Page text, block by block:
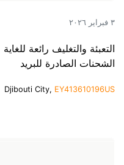
٣ فبراير ٢٠٢٦
التعبئة والتغليف رائعة
الشحنات الصادرة للبريد
Djibouti City, EY413610196US